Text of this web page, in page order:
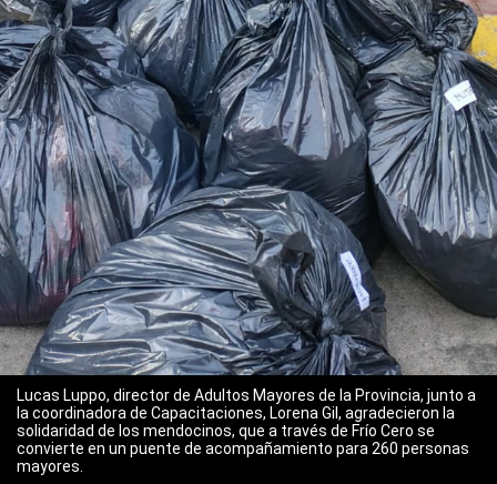
Lucas Luppo, director de Adultos Mayores de la Provincia, junto a
la coordinadora de Capacitaciones, Lorena Gil, agradecieron la
solidaridad de los mendocinos, que a través de Frío Cero se
convierte en un puente de acompañamiento para 260 personas
mayores.